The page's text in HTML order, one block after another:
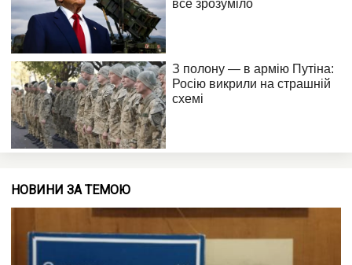
НОВИНИ ЗА ТЕМОЮ